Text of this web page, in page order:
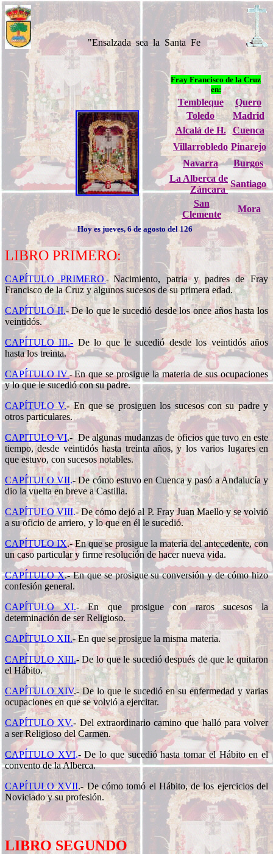
"Ensalzada sea la Santa Fe Católica, amén, amén,
Fray Francisco de la Cruz
en:
Tembleque
Quero
Toledo
Madrid
Alcalá de H.
Cuenca
Villarrobledo Pinarejo
Navarra
Burgos
La Alberca de
Záncara
Santiago
San
Clemente
Mora
Hoy esjueves, 6 de agosto del 126
LIBRO PRIMERO:
CAPÍTULO PRIMERO.-Nacimiento, patria y padres de Fray
Francisco de la Cruz y algunos sucesos de su primera edad.
CAPÍTULO II.-De lo que le sucedió desde los once años hasta los
veintidós.
CAPÍTULO III.- De lo que le sucedió desde los veintidós años
hasta los treinta.
CAPÍTULO IV.-En que se prosigue la materia de sus ocupaciones
y lo que le sucedió con su padre.
CAPÍTULO V.-En que se prosiguen los sucesos con su padre y
otros particulares.
CAPITULO VI.-De algunas mudanzas de oficios que tuvo en este
tiempo, desde veintidós hasta treinta años, y los varios lugares en
que estuvo, con sucesos notables.
CAPÍTULO VII.-De cómo estuvo en Cuenca y pasó a Andalucía y
dio la vuelta en breve a Castilla.
CAPÍTULO VIII.-De cómo dejó al P. Fray Juan Maello y se volvió
a su oficio de arriero, y lo que en él le sucedió.
CAPÍTULO IX.-En que se prosigue la materia del antecedente, con
un caso particular y firme resolución de hacer nueva vida.
CAPÍTULO X.-En que se prosigue su conversión y de cómo hizo
confesión general.
CAPÍTULO XI.-En que prosigue con raros sucesos la
determinación de ser Religioso.
CAPÍTULO XII.- En que se prosigue la misma materia.
CAPÍTULO XIII.-De lo que le sucedió después de que le quitaron
el Hábito.
CAPÍTULO XIV.-De lo que le sucedió en su enfermedad y varias
ocupaciones en que se volvió a ejercitar.
CAPÍTULO XV.- Del extraordinario camino que halló para volver
a ser Religioso del Carmen.
CAPÍTULO XVI.-De lo que sucedió hasta tomar el Hábito en el
convento de la Alberca.
CAPÍTULO XVII.-De cómo tomó el Hábito, de los ejercicios del
Noviciado y su profesión.
LIBRO SEGUNDO